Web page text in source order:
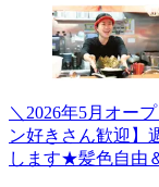
＼2026年5月オー
ン好きさん歓迎】
します★髪色自由